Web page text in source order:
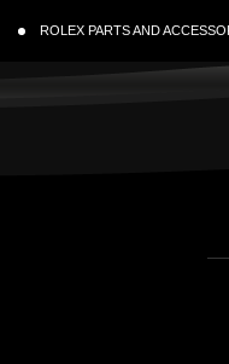
ROLEX PARTS AND